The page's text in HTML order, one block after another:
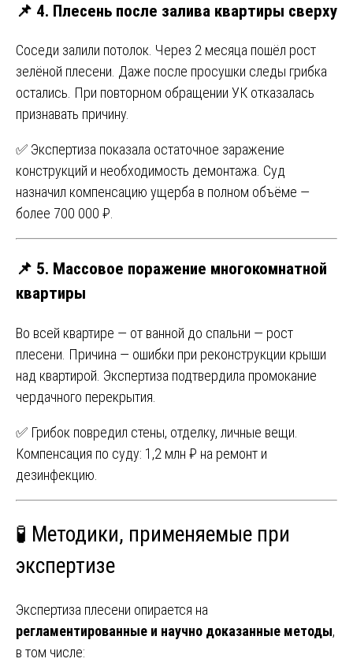
📌 4. Плесень после залива квартиры сверху
Соседи залили потолок. Через 2 месяца пошёл рост
зелёной плесени. Даже после просушки следы грибка
остались. При повторном обращении УК отказалась
признавать причину.
✅ Экспертиза показала остаточное заражение
конструкций и необходимость демонтажа. Суд
назначил компенсацию ущерба в полном объёме —
более 700 000 ₽.
📌 5. Массовое поражение многокомнатной
квартиры
Во всей квартире — от ванной до спальни — рост
плесени. Причина — ошибки при реконструкции крыши
над квартирой. Экспертиза подтвердила промокание
чердачного перекрытия.
✅ Грибок повредил стены, отделку, личные вещи.
Компенсация по суду: 1,2 млн ₽ на ремонт и
дезинфекцию.
🧪 Методики, применяемые при
экспертизе
Экспертиза плесени опирается на
регламентированные и научно доказанные методы,
в том числе: